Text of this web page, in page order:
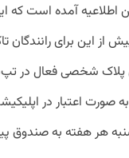
اطلاعیه آمده است که
این برای رانندگان
شخصی فعال در
صورت اعتبار در
هر هفته به صندوق